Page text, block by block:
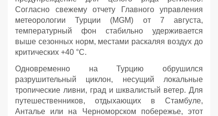
Согласно свежему отчету Главного управления
метеорологии Турции (MGM) от 7 августа,
температурный фон стабильно удерживается
выше сезонных норм, местами раскаляя воздух до
критических +40 °C.
Одновременно на Турцию обрушился
разрушительный циклон, несущий локальные
тропические ливни, град и шквалистый ветер. Для
путешественников, отдыхающих в Стамбуле,
Анталье или на Черноморском побережье, этот